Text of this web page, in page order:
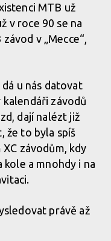
MTB už
v roce 90 se na
v „Mecce“,
dá u nás datovat
kalendáři závodů
dají nalézt již
že to byla spíš
závodům, kdy
kole a mnohdy i na
právě až